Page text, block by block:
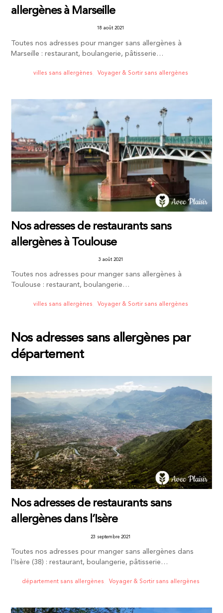
allergènes à Marseille
18 août 2021
Toutes nos adresses pour manger sans allergènes à
Marseille : restaurant, boulangerie, pâtisserie…
villes sans allergènes Voyager & Sortir sans allergènes
Nos adresses de restaurants sans
allergènes à Toulouse
3 août 2021
Toutes nos adresses pour manger sans allergènes à
Toulouse : restaurant, boulangerie…
villes sans allergènes Voyager & Sortir sans allergènes
Nos adresses sans allergènes par
département
Nos adresses de restaurants sans
allergènes dans l’Isère
23 septembre 2021
Toutes nos adresses pour manger sans allergènes dans
l’Isère (38) : restaurant, boulangerie, pâtisserie…
département sans allergènes Voyager & Sortir sans allergènes